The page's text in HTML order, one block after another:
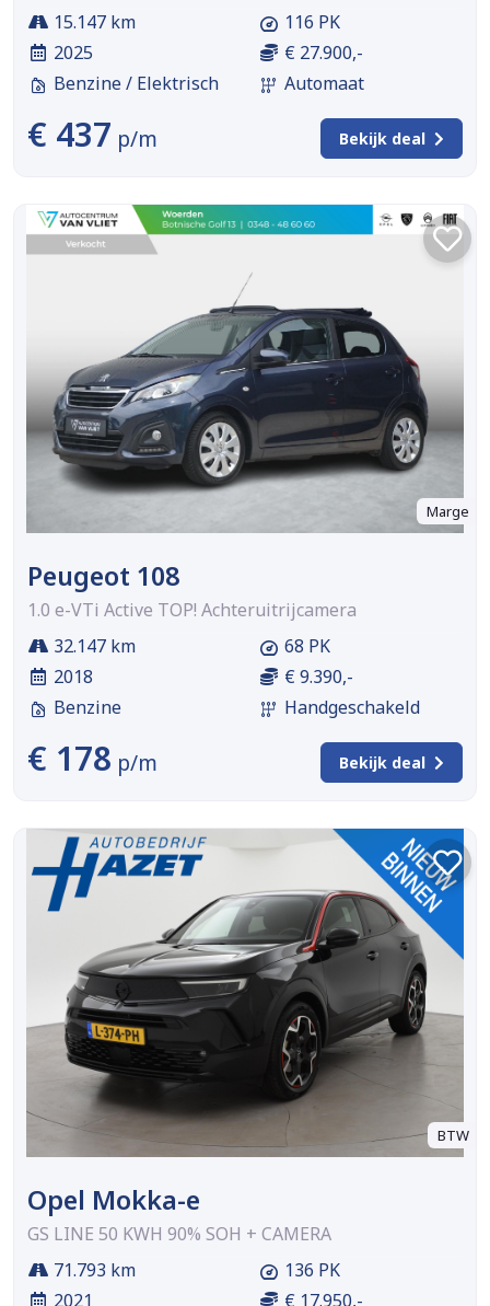
15.147 km
2025
Benzine / Elektrisch
116 PK
€ 27.900,-
Automaat
€ 437 p/m Bekijk deal
Marge
Peugeot 108
1.0 e-VTi Active TOP! Achteruitrijcamera
32.147 km
2018
Benzine
68 PK
€ 9.390,-
Handgeschakeld
€ 178 p/m Bekijk deal
BTW
Opel Mokka-e
GS LINE 50 KWH 90% SOH + CAMERA
71.793 km
2021
136 PK
€ 17.950,-